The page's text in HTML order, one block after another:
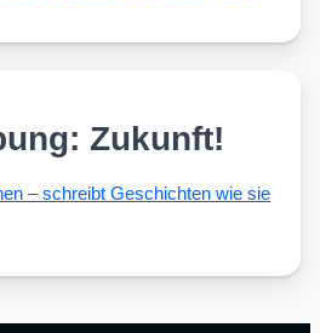
Zukunft!
– schreibt Geschich­ten wie sie